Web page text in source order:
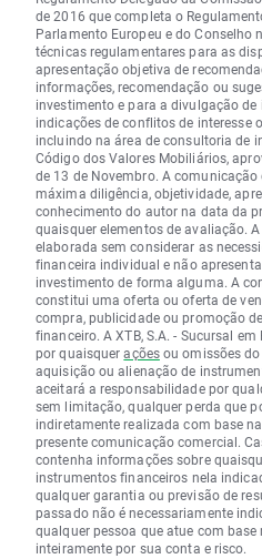
de 2016 que completa o
Parlamento Europeu e do Conselho
técnicas regulamentares para as
apresentação objetiva de
informações, recomendação ou
investimento e para a divulgação
indicações de conflitos de interesse
incluindo na área de consultoria de
Código dos Valores Mobiliários,
de 13 de Novembro. A
máxima diligência, objetividade,
conhecimento do autor na data da
quaisquer elementos de avaliação.
elaborada sem considerar as
financeira individual e não
investimento de forma alguma. A
constitui uma oferta ou oferta de
compra, publicidade ou promoção
financeiro. A XTB, S.A. - Sucursal
por quaisqueraçõesou omissões do
aquisição ou alienação de
aceitará a responsabilidade por
sem limitação, qualquer perda que
indiretamente realizada com base
presente comunicação comercial.
contenha informações sobre
instrumentos financeiros nela
qualquer garantia ou previsão de
passado não é necessariamente
qualquer pessoa que atue com
inteiramente por sua conta e risco.